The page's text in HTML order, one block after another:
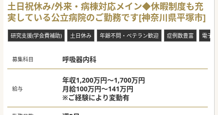
土日祝休み/外来・病棟対応メイン◆休暇制度も充
実している公立病院のご勤務です[神奈川県平塚市]
研究支援(学会費補助) 土日休み 年齢不問・ベテラン歓迎 症例数豊富 電子
募集科目 呼吸器内科
給与
年収1,200万円～1,700万円
月給100万円～141万円
※ご経験により変動有